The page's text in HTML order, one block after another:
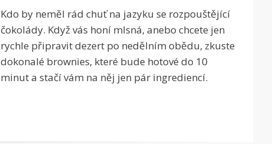
Kdo by neměl rád chuť na jazyku se rozpouštějící
čokolády. Když vás honí mlsná, anebo chcete jen
rychle připravit dezert po nedělním obědu, zkuste
dokonalé brownies, které bude hotové do 10
minut a stačí vám na něj jen pár ingrediencí.